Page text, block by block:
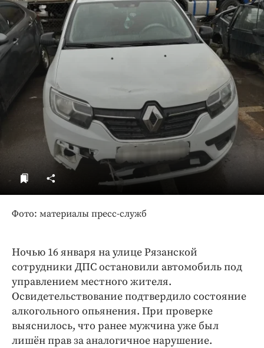
Голодный шпион
Фото: материалы пресс-служб
Ночью 16 января на улице Рязанской
сотрудники ДПС остановили автомобиль под
управлением местного жителя.
Освидетельствование подтвердило состояние
алкогольного опьянения. При проверке
выяснилось, что ранее мужчина уже был
лишён прав за аналогичное нарушение.